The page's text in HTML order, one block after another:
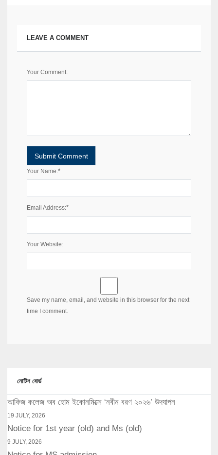
LEAVE A COMMENT
Your Comment:
Your Name:*
Email Address:*
Your Website:
Save my name, email, and website in this browser for the next
time I comment.
নোটিশ বোর্ড
আকিজ কলেজ অব হোম ইকোনমিক্সে ‘নবীন বরণ ২০২৬’ উদযাপন
19 JULY, 2026
Notice for 1st year (old) and Ms (old)
9 JULY, 2026